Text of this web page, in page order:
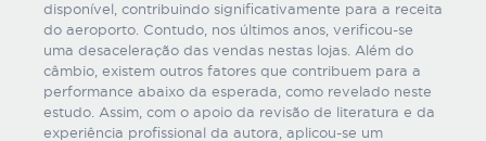
disponível, contribuindo significativamente para a receita
do aeroporto. Contudo, nos últimos anos, verificou-se
uma desaceleração das vendas nestas lojas. Além do
câmbio, existem outros fatores que contribuem para a
performance abaixo da esperada, como revelado neste
estudo. Assim, com o apoio da revisão de literatura e da
experiência profissional da autora, aplicou-se um